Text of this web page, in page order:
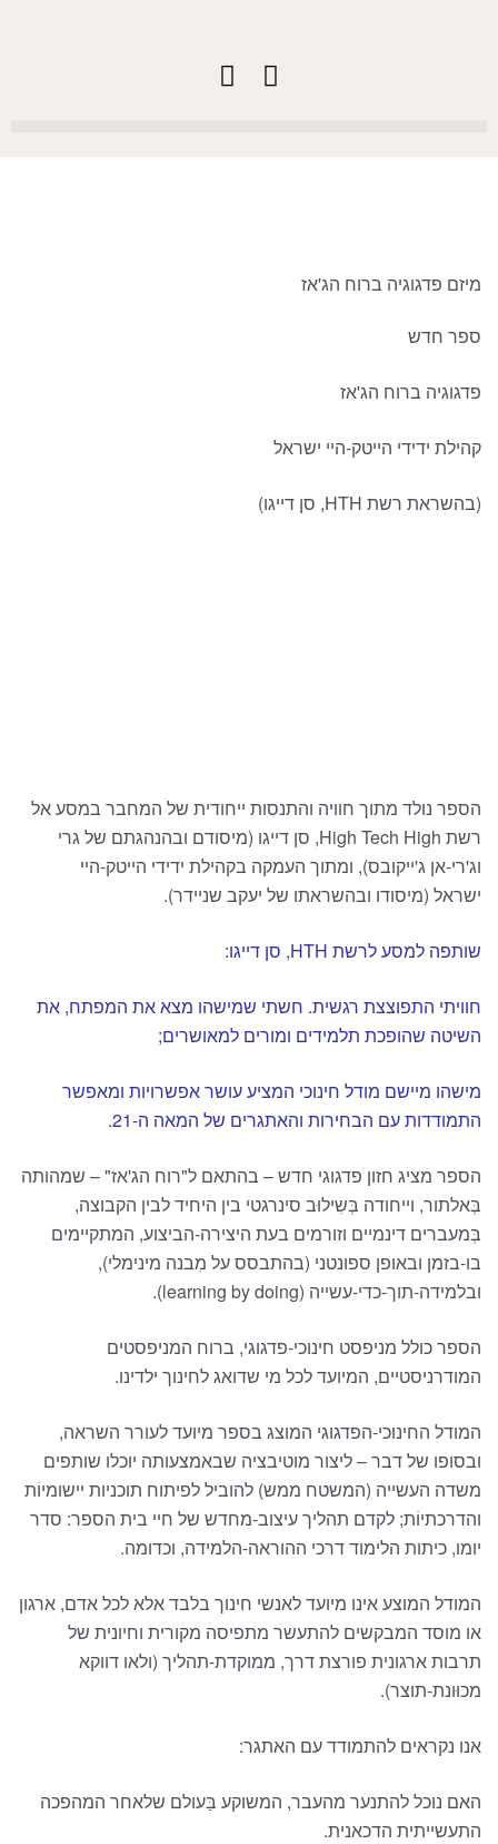
מיזם פדגוגיה ברוח הג'אז
ספר חדש
פדגוגיה ברוח הג'אז
קהילת ידידי הייטק-היי ישראל
(בהשראת רשת HTH, סן דייגו)
הספר נולד מתוך חוויה והתנסות ייחודית של המחבר במסע אל
רשת High Tech High, סן דייגו (מיסודם ובהנהגתם של גרי
וג'רי-אן ג'ייקובס), ומתוך העמקה בקהילת ידידי הייטק-היי
ישראל (מיסודו ובהשראתו של יעקב שניידר).
שותפה למסע לרשת HTH, סן דייגו:
חוויתי התפוצצת רגשית. חשתי שמישהו מצא את המפתח, את
השיטה שהופכת תלמידים ומורים למאושרים;
מישהו מיישם מודל חינוכי המציע עושר אפשרויות ומאפשר
התמודדות עם הבחירות והאתגרים של המאה ה-21.
הספר מציג חזון פדגוגי חדש – בהתאם ל"רוח הג'אז" – שמהותה
בְּאלתור, וייחודה בְּשִילוּב סינרגטי בין היחיד לבין הקבוצה,
בְּמעברים דינמיים וזורמים בעת היצירה-הביצוע, המתקיימים
בו-בזמן ובאופן ספונטני (בהתבסס על מִבנה מינימלי),
ובלמידה-תוך-כדי-עשייה (learning by doing).
הספר כולל מניפסט חינוכי-פדגוגי, ברוח המניפסטים
המודרניסטיים, המיועד לכל מי שדואג לחינוך ילדינו.
המודל החינוכי-הפדגוגי המוצג בספר מיועד לעורר השראה,
ובסופו של דבר – ליצור מוטיבציה שבאמצעותה יוכלו שותפים
משדה העשייה (המשטח ממש) להוביל לפיתוח תוכניות יישומיוֹת
והדרכתיוֹת; לקדם תהליך עיצוב-מחדש של חיי בית הספר: סדר
יומו, כיתות הלימוד דרכי ההוראה-הלמידה, וכדומה.
המודל המוצע אינו מיועד לאנשי חינוך בלבד אלא לכל אדם, ארגון
או מוסד המבקשים להתעשר מתפיסה מקורית וחיונית של
תרבות ארגונית פורצת דרך, ממוקדת-תהליך (ולאו דווקא
מכוּונת-תוצר).
אנו נקראים להתמודד עם האתגר:
האם נוכל להתנער מהעבר, המשוקע בַּעולם שלאחר המהפכה
התעשייתית הדכאנית.